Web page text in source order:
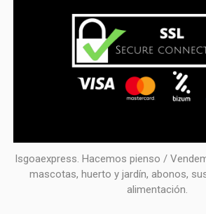
Isgoaexpress. Hacemos pienso /
mascotas, huerto y jardín, abonos,
alimentación.